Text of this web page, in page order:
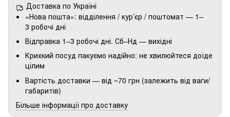
Доставка по Україні
«Нова пошта»: відділення / кур’єр / поштомат — 1–
3 робочі дні
Відправка 1–3 робочі дні. Сб–Нд — вихідні
Крихкий посуд пакуємо надійно: не хвилюйтеся доїде
цілим
Вартість доставки — від ~70 грн (залежить від ваги/
габаритів)
Більше інформації про доставку